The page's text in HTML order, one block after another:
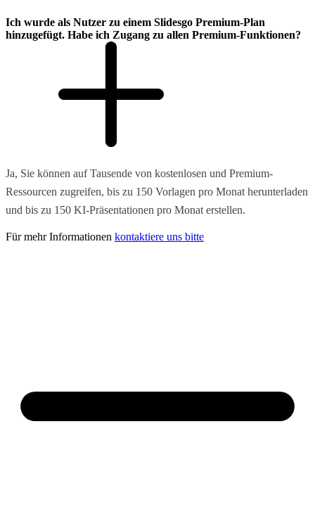
Ich wurde als Nutzer zu einem Slidesgo Premium-Plan
hinzugefügt. Habe ich Zugang zu allen Premium-Funktionen?
Ja, Sie können auf Tausende von kostenlosen und Premium-
Ressourcen zugreifen, bis zu 150 Vorlagen pro Monat herunterladen
und bis zu 150 KI-Präsentationen pro Monat erstellen.
Für mehr Informationen kontaktiere uns bitte